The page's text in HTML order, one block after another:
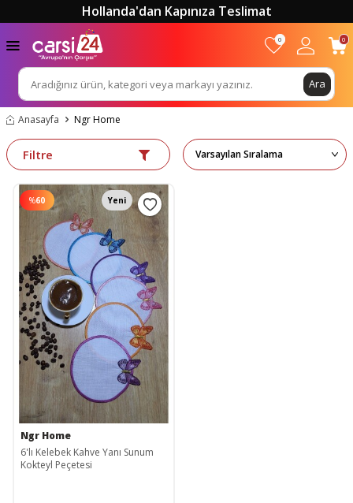
Hollanda'dan Kapınıza Teslimat
Ara
0 0
Anasayfa Ngr Home
Filtre
%60 Yeni
Ngr Home
6'lı Kelebek Kahve Yanı Sunum
Kokteyl Peçetesi